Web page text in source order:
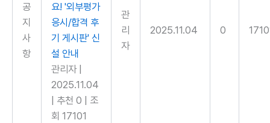
공
지
사
항
요! '외부평가
응시/합격 후
기 게시판' 신
설 안내
관리자
2025.11.04
추천 0
조
회 17101
관
리
자
2025.11.04 0